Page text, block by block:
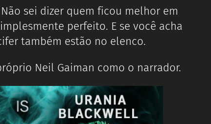
sei dizer quem ficou melhor em
perfeito. E se você acha
também estão no elenco.
Neil Gaiman como o narrador.